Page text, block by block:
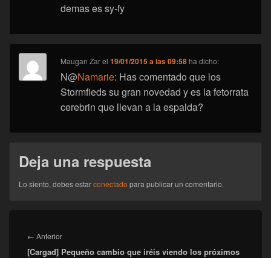
demas es sy-fy
Maugan Zarel19/01/2015 a las 09:58 ha dicho:
N@Namarie: Has comentado que los
Stormfieds su gran novedad y es la fetorrata
cerebrin que llevan a la espalda?
Deja una respuesta
Lo siento, debes estarconectado para publicar un comentario.
de
entradas
← AnteriorEntrada
anterior:
[Cargad] Pequeño cambio que iréis viendo los próximos